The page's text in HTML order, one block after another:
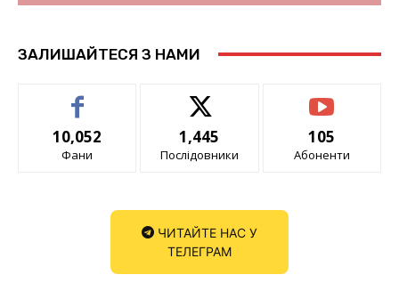
ЗАЛИШАЙТЕСЯ З НАМИ
10,052
Фани
1,445
Послідовники
105
Абоненти
ЧИТАЙТЕ НАС У
ТЕЛЕГРАМ